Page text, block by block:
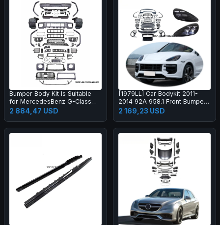
Bumper Body Kit Is Suitable
for MercedesBenz G-Class
W464 to W465 G63 OLD to
2 884,47 USD
[1979LL] Car Bodykit 2011-
2014 92A 958.1 Front Bumper
Upgrade to 2024 2025 Turbo
GT Style Body Kit for Cayenne
2 169,23 USD